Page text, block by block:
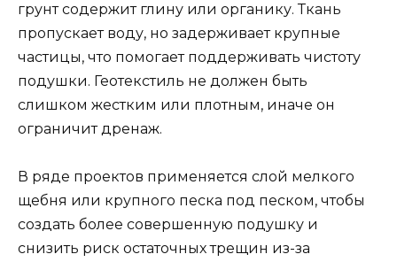
грунт содержит глину или органику. Ткань
пропускает воду, но задерживает крупные
частицы, что помогает поддерживать чистоту
подушки. Геотекстиль не должен быть
слишком жестким или плотным, иначе он
ограничит дренаж.
В ряде проектов применяется слой мелкого
щебня или крупного песка под песком, чтобы
создать более совершенную подушку и
снизить риск остаточных трещин из-за